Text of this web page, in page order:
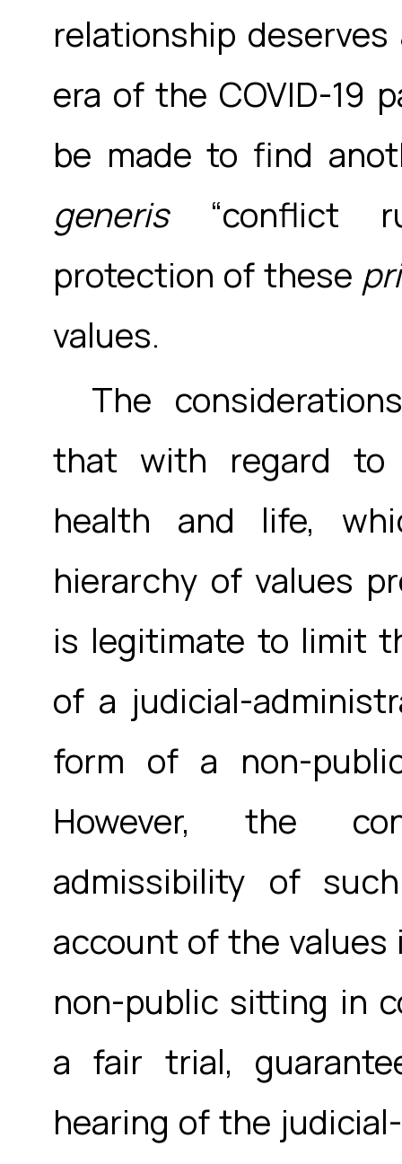
relationship
era of the COVID-19
be made to find
generis“conflict
protection of these
values.
The
that with regard to
health and life,
hierarchy of values
is legitimate to limit
of a judicial-
form of a non-
However, the
admissibility of
account of the
non-public sitting in
a fair trial,
hearing of the